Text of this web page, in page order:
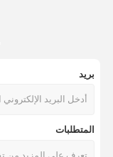
بريد
المتطلبات